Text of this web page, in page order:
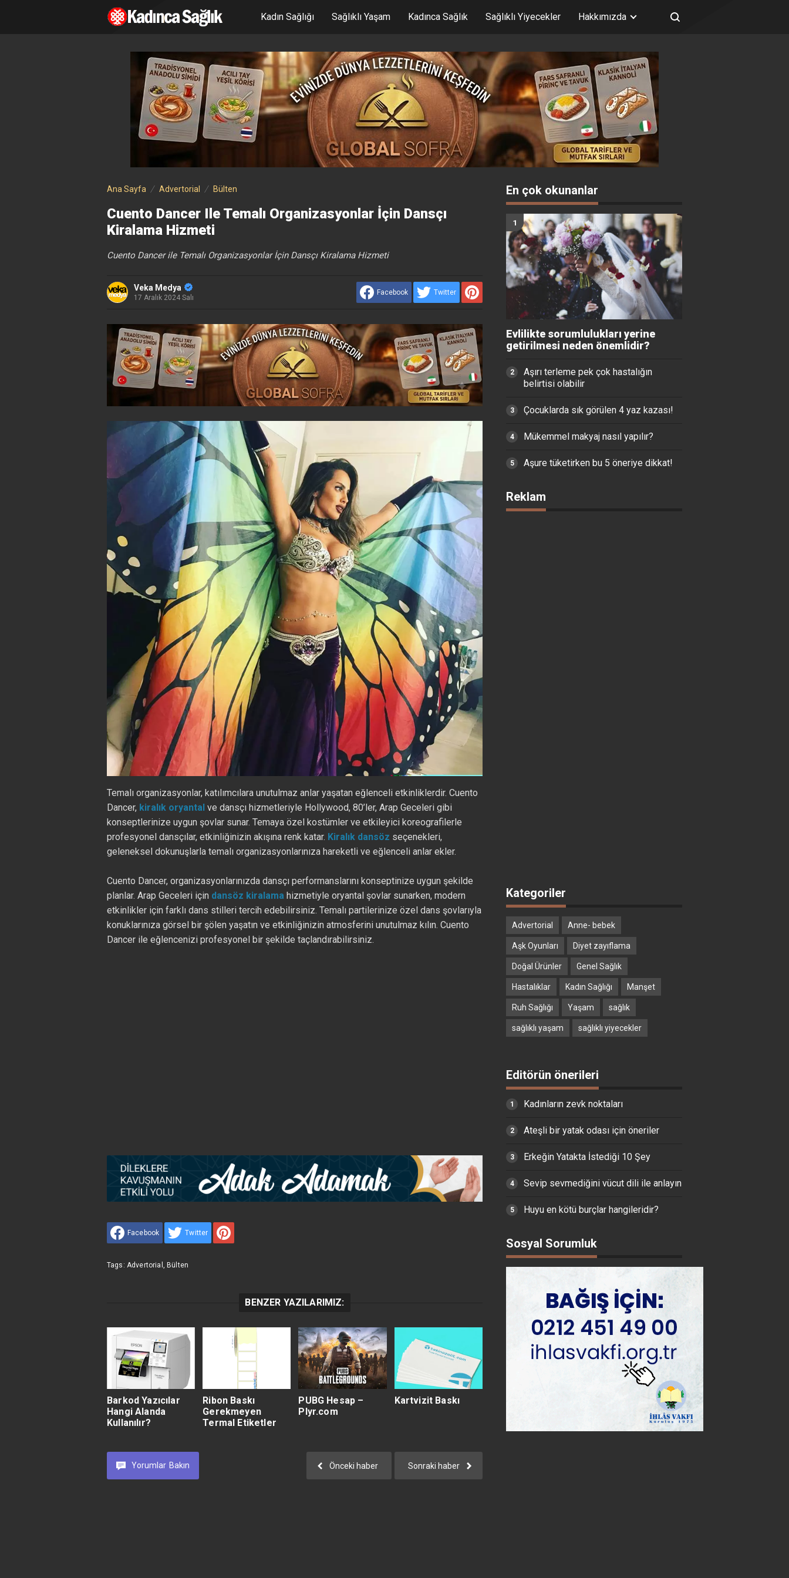
Kadın Sağlığı Sağlıklı Yaşam Kadınca Sağlık Sağlıklı Yiyecekler Hakkımızda
Ana Sayfa Advertorial Bülten
Cuento Dancer Ile Temalı Organizasyonlar İçin Dansçı
Kiralama Hizmeti
Cuento Dancer ile Temalı Organizasyonlar İçin Dansçı Kiralama Hizmeti
Veka Medya
17 Aralık 2024 Salı
Facebook Twitter
Temalı organizasyonlar, katılımcılara unutulmaz anlar yaşatan eğlenceli etkinliklerdir. Cuento
Dancer, kiralık oryantal ve dansçı hizmetleriyle Hollywood, 80’ler, Arap Geceleri gibi
konseptlerinize uygun şovlar sunar. Temaya özel kostümler ve etkileyici koreografilerle
profesyonel dansçılar, etkinliğinizin akışına renk katar. Kiralık dansöz seçenekleri,
geleneksel dokunuşlarla temalı organizasyonlarınıza hareketli ve eğlenceli anlar ekler.
Cuento Dancer, organizasyonlarınızda dansçı performanslarını konseptinize uygun şekilde
planlar. Arap Geceleri için dansöz kiralama hizmetiyle oryantal şovlar sunarken, modern
etkinlikler için farklı dans stilleri tercih edebilirsiniz. Temalı partilerinize özel dans şovlarıyla
konuklarınıza görsel bir şölen yaşatın ve etkinliğinizin atmosferini unutulmaz kılın. Cuento
Dancer ile eğlencenizi profesyonel bir şekilde taçlandırabilirsiniz.
Facebook Twitter
Tags: Advertorial , Bülten
BENZER YAZILARIMIZ:
Barkod Yazıcılar
Hangi Alanda
Kullanılır?
Ribon Baskı
Gerekmeyen
Termal Etiketler
PUBG Hesap –
Plyr.com
Kartvizit Baskı
Yorumlar Bakın Sonraki haber
Önceki haber
En çok okunanlar
Evlilikte sorumlulukları yerine
getirilmesi neden önemlidir?
Aşırı terleme pek çok hastalığın
belirtisi olabilir
Çocuklarda sık görülen 4 yaz kazası!
Mükemmel makyaj nasıl yapılır?
Aşure tüketirken bu 5 öneriye dikkat!
Reklam
Kategoriler
Advertorial Anne- bebek
Aşk Oyunları Diyet zayıflama
Doğal Ürünler Genel Sağlık
Hastalıklar Kadın Sağlığı Manşet
Ruh Sağlığı Yaşam sağlık
sağlıklı yaşam sağlıklı yiyecekler
Editörün önerileri
Kadınların zevk noktaları
Ateşli bir yatak odası için öneriler
Erkeğin Yatakta İstediği 10 Şey
Sevip sevmediğini vücut dili ile anlayın
Huyu en kötü burçlar hangileridir?
Sosyal Sorumluk